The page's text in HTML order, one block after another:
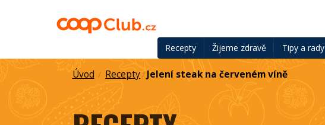
Recepty Žijeme zdravě Tipy a rady
Úvod / Recepty/Jelení steak na červeném víně